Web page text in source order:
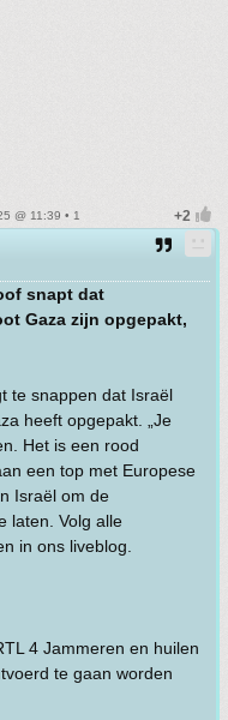
@ 11:39 • 1
snapt dat
Gaza zijn opgepakt,
te snappen dat Israël
heeft opgepakt. „Je
Het is een rood
een top met Europese
Israël om de
laten. Volg alle
in ons liveblog.
4 Jammeren en huilen
te gaan worden